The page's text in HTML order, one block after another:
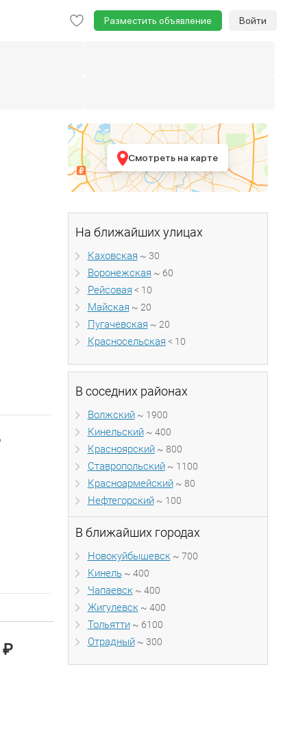
Разместить объявление Войти
Смотреть на карте
На ближайших улицах
Каховская ~ 30
Воронежская ~ 60
Рейсовая < 10
Майская ~ 20
Пугачевская ~ 20
Красносельская < 10
В соседних районах
Волжский~ 1900
Кинельский~ 400
Красноярский~ 800
Ставропольский~ 1100
Красноармейский~ 80
Нефтегорский~ 100
В ближайших городах
Новокуйбышевск ~ 700
Кинель~ 400
Чапаевск ~ 400
Жигулевск ~ 400
Тольятти~ 6100
Отрадный~ 300
₽